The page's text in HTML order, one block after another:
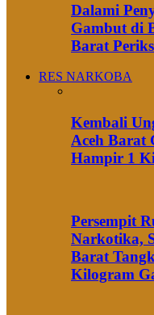
Dalami
Gambut di
Barat
RES NARKOBA
Kembali
Aceh Barat
Hampir 1
Persempit
Narkotika,
Barat
Kilogram